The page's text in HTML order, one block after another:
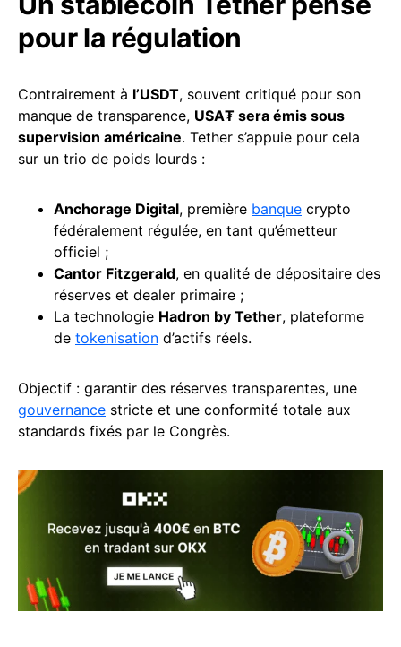
pour la régulation
Contrairement à l’USDT, souvent critiqué pour son
manque de transparence, USA₮ sera émis sous
supervision américaine. Tether s’appuie pour cela
sur un trio de poids lourds :
Anchorage Digital, première banque crypto
fédéralement régulée, en tant qu’émetteur
officiel ;
Cantor Fitzgerald, en qualité de dépositaire des
réserves et dealer primaire ;
La technologie Hadron by Tether, plateforme
de tokenisation d’actifs réels.
Objectif : garantir des réserves transparentes, une
gouvernance stricte et une conformité totale aux
standards fixés par le Congrès.